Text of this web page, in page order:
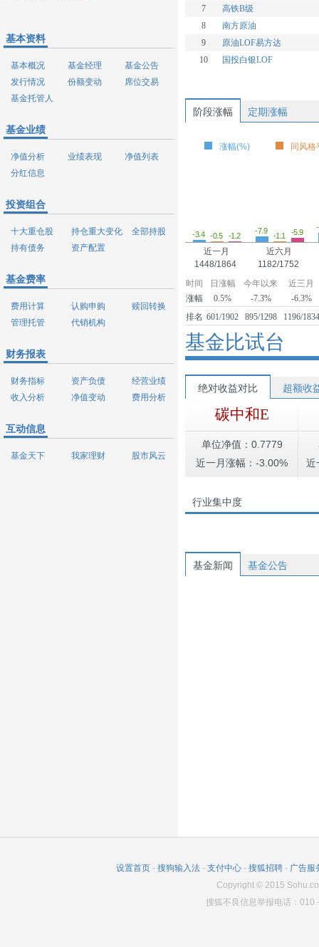
基本资料
基本概况 基金经理
基金公告
发行情况
份额变动
席位交易
基金托管人
基金业绩
净值分析 业绩表现
净值列表
分红信息
投资组合
十大重仓股 持仓重大变化
全部持股
持有债务
资产配置
基金费率
费用计算 认购申购
赎回转换
管理托管
代销机构
财务报表
财务指标 资产负债
经营业绩
收入分析
净值变动 费用分析
互动信息
基金天下 我家理财 股市风云
7
高铁B级
8
南方原油
9
原油LOF易方达
10
国投白银LOF
阶段涨幅 定期涨幅
涨幅(%) 同风格
-3.4 -0.5 -1.2
近一月
1448/1864
-7.9
-1.1 -5.9
近六月
1182/1752
时间 日涨幅 今年以来
近三月
涨幅
0.5% -7.3%
-6.3%
排名 601/1902 895/1298 1196/1834
基金比试台
绝对收益对比 超额收
碳中和E
单位净值：0.7779
近一月涨幅：-3.00%
近
行业集中度
基金新闻 基金公告
设置首页 - 搜狗输入法 - 支付中心 - 搜狐招聘 - 广告服
Copyright© 2015
搜狐不良信息举报电话：010